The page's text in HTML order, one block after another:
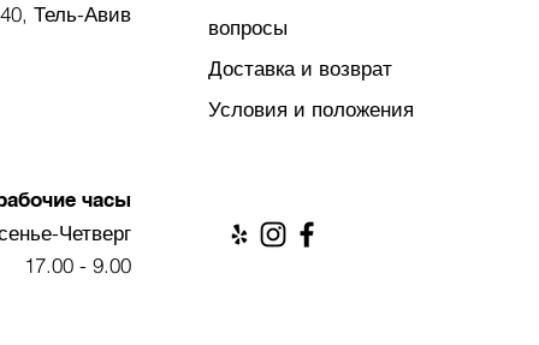
вопросы
Доставка и возврат
Условия и положения
Тель-Авив
часы
Четверг
9.00 - 17.00